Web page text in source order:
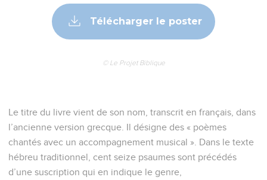
Télécharger le poster
© Le Projet Biblique
Le titre du livre vient de son nom, transcrit en français, dans
l’ancienne version grecque. Il désigne des « poèmes
chantés avec un accompagnement musical ». Dans le texte
hébreu traditionnel, cent seize psaumes sont précédés
d’une suscription qui en indique le genre,